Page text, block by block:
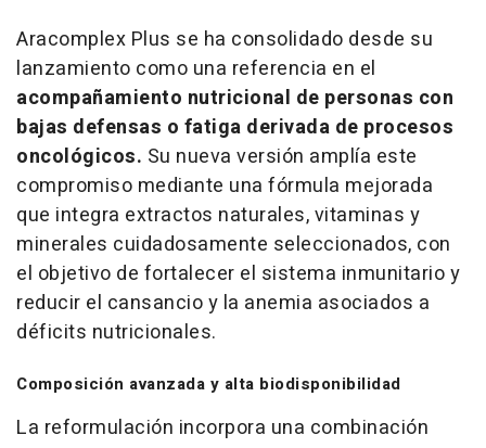
Aracomplex Plus se ha consolidado desde su
lanzamiento como una referencia en el
acompañamiento nutricional de personas con
bajas defensas o fatiga derivada de procesos
oncológicos. Su nueva versión amplía este
compromiso mediante una fórmula mejorada
que integra extractos naturales, vitaminas y
minerales cuidadosamente seleccionados, con
el objetivo de fortalecer el sistema inmunitario y
reducir el cansancio y la anemia asociados a
déficits nutricionales.
Composición avanzada y alta biodisponibilidad
La reformulación incorpora una combinación